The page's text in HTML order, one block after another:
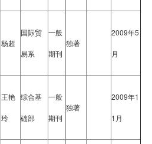
杨超
国际贸
易系
一般
期刊
独著
2009年5
月
王艳
玲
综合基
础部
一般
期刊
独著
2009年1
1月